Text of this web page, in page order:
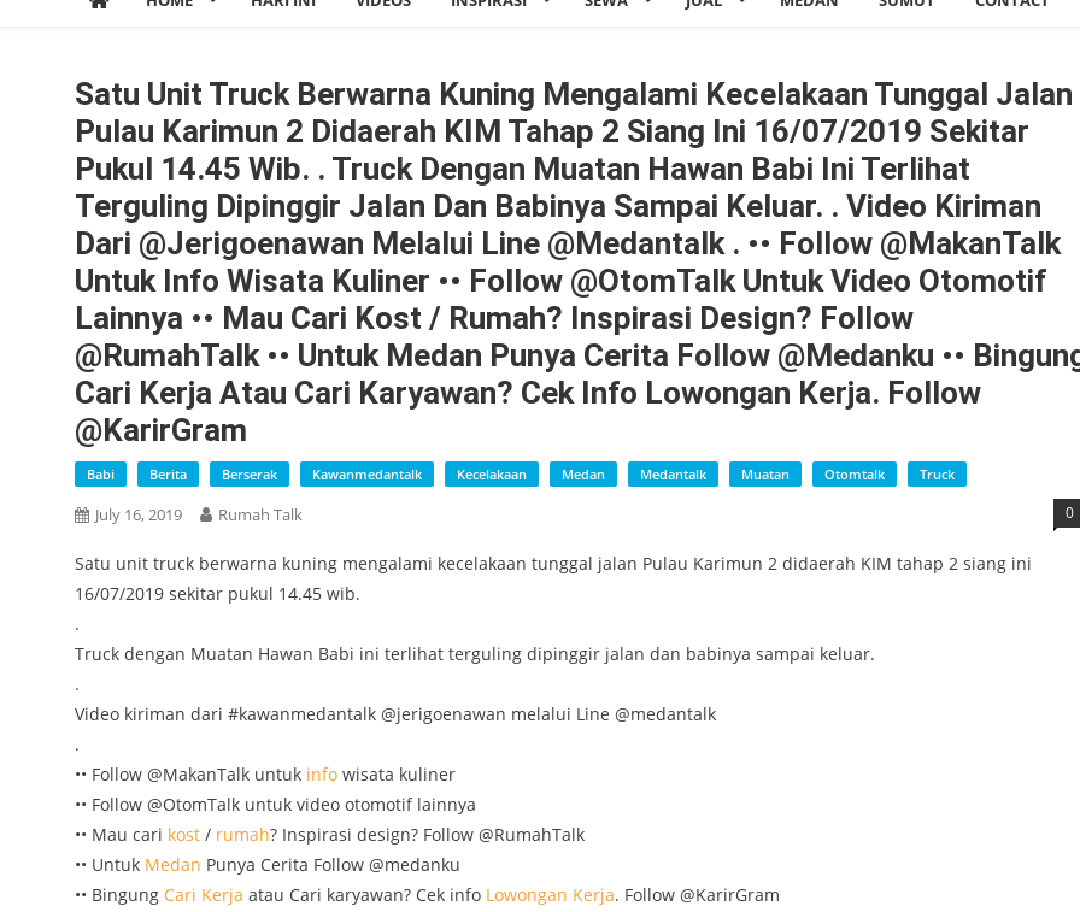
Satu Unit Truck Berwarna Kuning Mengalami Kecelakaan Tunggal Jalan
Pulau Karimun 2 Didaerah KIM Tahap 2 Siang Ini 16/07/2019 Sekitar
Pukul 14.45 Wib. . Truck Dengan Muatan Hawan Babi Ini Terlihat
Terguling Dipinggir Jalan Dan Babinya Sampai Keluar. . Video Kiriman
Dari @jerigoenawan Melalui Line @medantalk . •• Follow @MakanTalk
Untuk Info Wisata Kuliner •• Follow @OtomTalk Untuk Video Otomotif
Lainnya •• Mau Cari Kost / Rumah? Inspirasi Design? Follow
@RumahTalk •• Untuk Medan Punya Cerita Follow @medanku ••
Cari Kerja Atau Cari Karyawan? Cek Info Lowongan Kerja. Follow
@KarirGram
Babi Berita Berserak Kawanmedantalk Kecelakaan Medan Medantalk Muatan Otomtalk Truck
July 16, 2019 Rumah Talk 0
Satu unit truck berwarna kuning mengalami kecelakaan tunggal jalan Pulau Karimun 2 didaerah KIM tahap 2 siang ini
16/07/2019 sekitar pukul 14.45 wib.
.
Truck dengan Muatan Hawan Babi ini terlihat terguling dipinggir jalan dan babinya sampai keluar.
.
Video kiriman dari #kawanmedantalk @jerigoenawan melalui Line @medantalk
.
•• Follow @MakanTalk untuk info wisata kuliner
•• Follow @OtomTalk untuk video otomotif lainnya
•• Mau cari kost / rumah? Inspirasi design? Follow @RumahTalk
•• Untuk Medan Punya Cerita Follow @medanku
•• Bingung Cari Kerja atau Cari karyawan? Cek info Lowongan Kerja. Follow @KarirGram